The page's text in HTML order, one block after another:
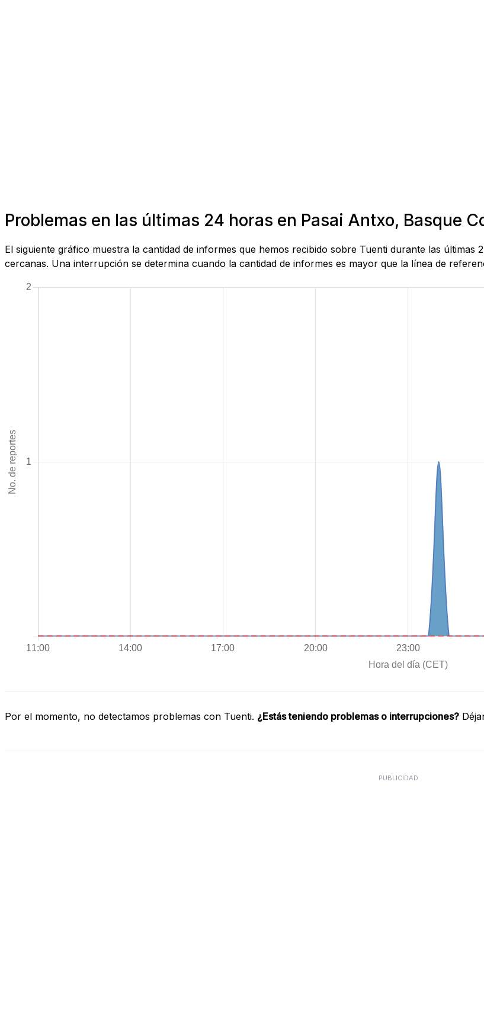
Problemas en las últimas 24 horas en Pasai Antxo, Basque
El siguiente gráfico muestra la cantidad de informes que hemos recibido sobre Tuenti durante las
cercanas. Una interrupción se determina cuando la cantidad de informes es mayor que la línea de
Por el momento, no detectamos problemas con Tuenti. ¿Estás teniendo problemas o interrupciones?
PUBLICIDAD